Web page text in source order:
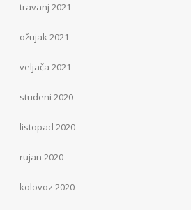
travanj 2021
ožujak 2021
veljača 2021
studeni 2020
listopad 2020
rujan 2020
kolovoz 2020